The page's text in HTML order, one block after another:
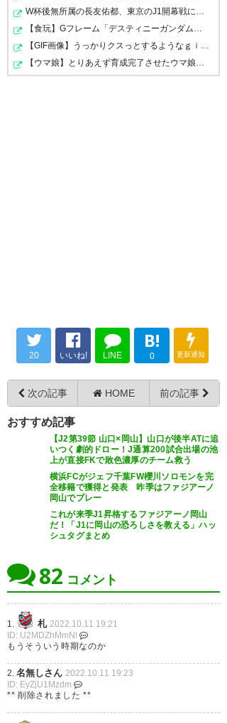
喜山契約満了ってまじかよ 喜山
まぁでも正直もう契約満了の選
手はある程度話いってるやろう
な。リーグ終了が早いだけに交
渉関係ももう結構やってるやろ
うし。
— Haruto@Gamba
next→11/19vsフランクフルト
(H) (Haruto__gamba)2022, 10
早い時期に契約満了出しといた
方が、次のチームを探す期間が
長く用意できる。とは言え、こ
んな佳境の最中に、今のファジ
の形を築いてくれた選手たちの
期、完！みたいな感じだな
171U-名無しさん2022/10/10(月) 10:22:44 FPx70WhSd1010
>>168
なにせ最古参が下口だからな
U-名無しさん 2022/10/10(月) 10:36:31 fbw6PRMg01010
喜山が居る内にJ1行きたかったな
ファジにとってレジェンドだ
175U-名無しさん2022/10/10(月) 10:47:05 A/TLYOrKd1010
ホーム最終戦の前に発表するとは、やっぱ今年は何
かが違うな。
セレモニー的なことはするのかな
U-名無しさん2022/10/10(月) 10:51:56 Kv3VWVO1d1010
フロント入りしてほしい
でも本人はJ3でもやるつもりなんじゃろなー
U-名無しさん
喜山、関戸はショックだがこの2人の功績、在籍年
数考えたらあと1.2年他で選手続けてそのあとは指
導者として戻って来てくれるんじゃないかと思って
る。
廣木、齋藤は…もはや怪我してるイメージしかなか
20 いいね! LINE
B!
0 更新通知
次の記事 HOME 前の記事
おすすめ記事
【J2第39節 山口×岡山】山口が後半ATに追
いつく劇的ドロー！J通算200試合出場の池
上が直接FKで敗色濃厚のチーム救う
横浜FCがジェフ千葉FW櫻川ソロモンを完
全移籍で獲得と発表 昨季はファジアーノ
岡山でプレー
これが来季J1昇格するファジアーノ岡山
だ！「J1に岡山の恐ろしさを教える」ハッ
シュタグまとめ
82 コメント
1. 札 2022.10.11 19:21
ID: U2MDZhMmNl
もうそういう時期なのか
2. 名無しさん 2022.10.11 19:23
ID: EyZjU1Mzdm
** 削除されました **